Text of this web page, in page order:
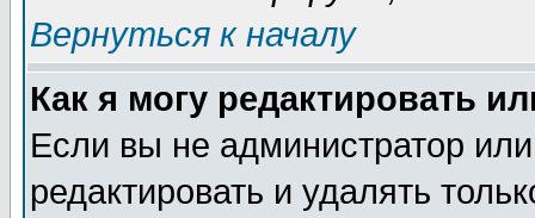
Вернуться к началу
Как я могу редактировать
Если вы не администратор
редактировать и удалять